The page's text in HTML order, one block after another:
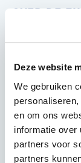
Deze website
We gebruiken
en om ons
informatie over
partners voor
partners
OVER DE
houdt je
van deuren,
zowel
regelmatig